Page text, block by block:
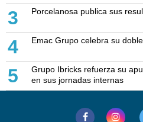
3 Porcelanosa publica sus
4 Emac Grupo celebra su
5
Grupo Ibricks refuerza su
en sus jornadas internas